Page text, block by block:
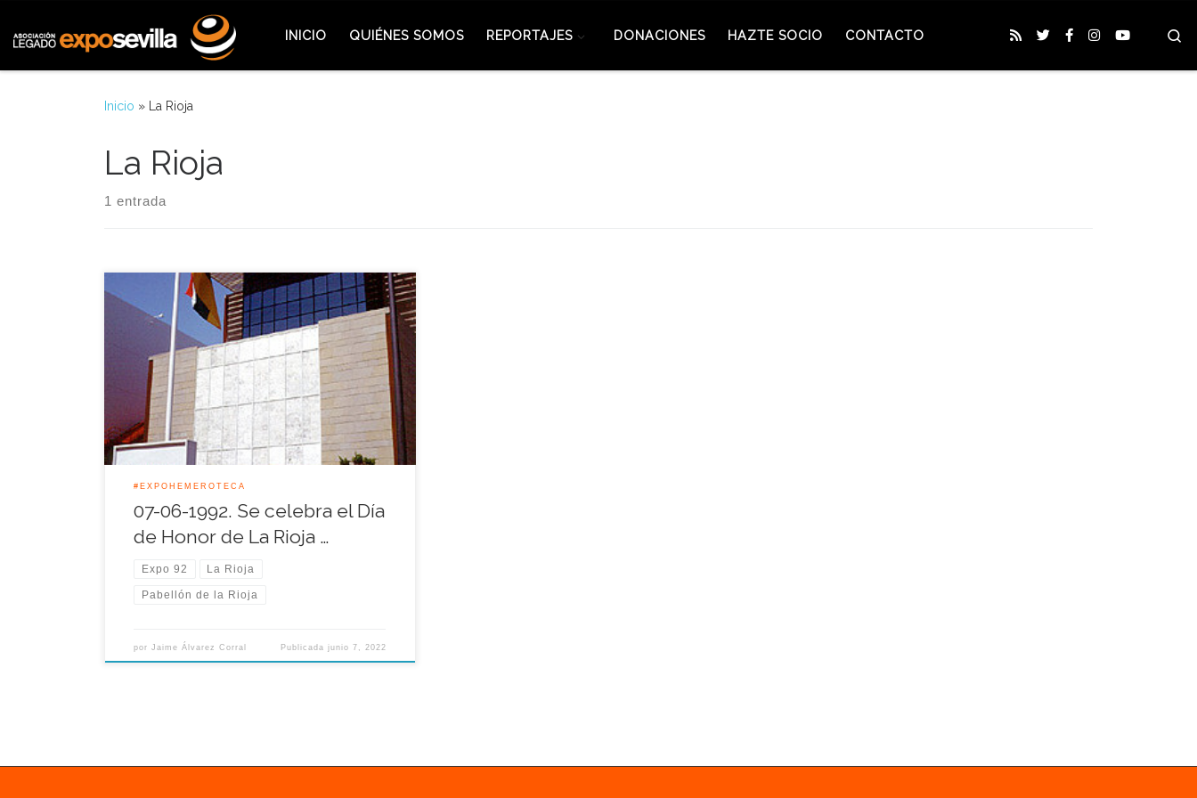
INICIO QUIÉNES SOMOS REPORTAJES DONACIONES HAZTE SOCIO CONTACTO
Inicio » La Rioja
La Rioja
1 entrada
La Comunidad Autónoma de La Rioja celebró
aquella jornada su Día de Honor en la Expo,
presidido por José Ignacio Pérez Sáenz, presidente
de la Rioja. Esta comunidad organizó un conjunto
de actos culturales y protocolarios en los que
estuvo presente Federico Pérez Soria, presidente
de la sociedad anónima […]
#EXPOHEMEROTECA
07-06-1992. Se celebra el Día
de Honor de La Rioja …
Expo 92 La Rioja
Pabellón de la Rioja
porJaime Álvarez Corral Publicada junio 7, 2022